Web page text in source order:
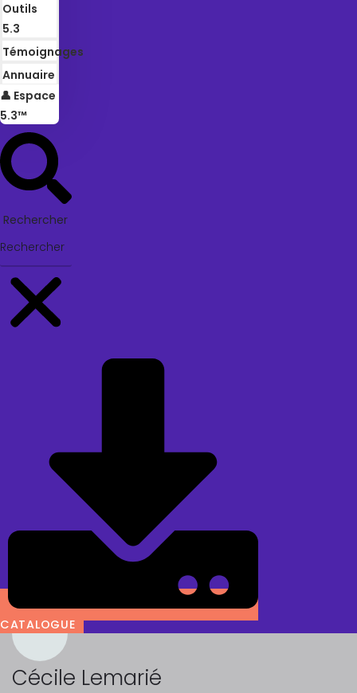
Outils
5.3
Témoignages
Annuaire
👤 Espace
5.3™
Rechercher
CATALOGUE
Cécile Lemarié